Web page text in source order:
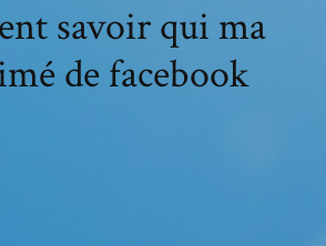
savoir qui ma
de facebook